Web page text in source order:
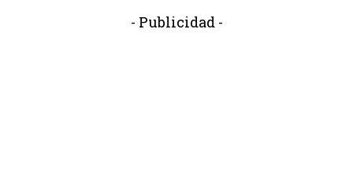
- Publicidad -